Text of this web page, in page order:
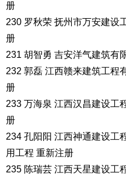
册
230 罗秋荣 抚州市万安建设
册
231 胡智勇 吉安洋气建筑有
232 郭磊 江西赣来建筑工程
册
233 万海泉 江西汉昌建设工
册
234 孔阳阳 江西神通建设工
用工程 重新注册
235 陈瑞芸 江西天星建设工